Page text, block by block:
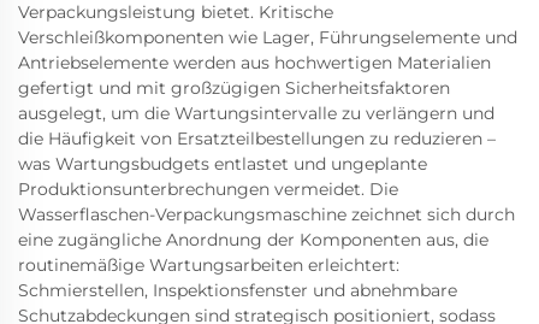
Verpackungsleistung bietet. Kritische
Verschleißkomponenten wie Lager, Führungselemente und
Antriebselemente werden aus hochwertigen Materialien
gefertigt und mit großzügigen Sicherheitsfaktoren
ausgelegt, um die Wartungsintervalle zu verlängern und
die Häufigkeit von Ersatzteilbestellungen zu reduzieren –
was Wartungsbudgets entlastet und ungeplante
Produktionsunterbrechungen vermeidet. Die
Wasserflaschen-Verpackungsmaschine zeichnet sich durch
eine zugängliche Anordnung der Komponenten aus, die
routinemäßige Wartungsarbeiten erleichtert:
Schmierstellen, Inspektionsfenster und abnehmbare
Schutzabdeckungen sind strategisch positioniert, sodass